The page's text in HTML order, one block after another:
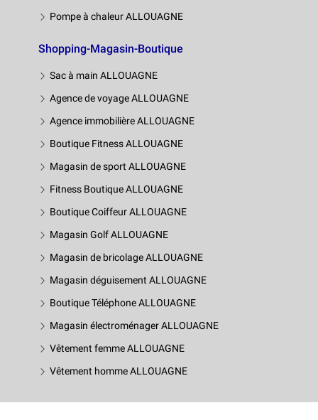
Pompe à chaleur ALLOUAGNE
Shopping-Magasin-Boutique
Sac à main ALLOUAGNE
Agence de voyage ALLOUAGNE
Agence immobilière ALLOUAGNE
Boutique Fitness ALLOUAGNE
Magasin de sport ALLOUAGNE
Fitness Boutique ALLOUAGNE
Boutique Coiffeur ALLOUAGNE
Magasin Golf ALLOUAGNE
Magasin de bricolage ALLOUAGNE
Magasin déguisement ALLOUAGNE
Boutique Téléphone ALLOUAGNE
Magasin électroménager ALLOUAGNE
Vêtement femme ALLOUAGNE
Vêtement homme ALLOUAGNE